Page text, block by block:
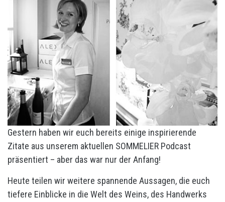
Gestern haben wir euch bereits einige inspirierende
Zitate aus unserem aktuellen SOMMELIER Podcast
präsentiert – aber das war nur der Anfang!
Heute teilen wir weitere spannende Aussagen, die euch
tiefere Einblicke in die Welt des Weins, des Handwerks